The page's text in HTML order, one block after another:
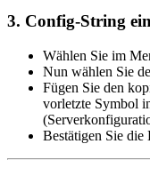
3. Config-String
Wählen Sie im
Nun wählen Sie
Fügen Sie den
vorletzte Symbol
Bestätigen Sie die